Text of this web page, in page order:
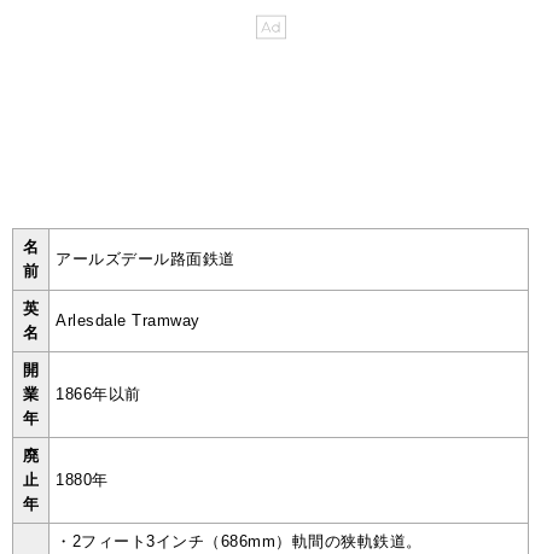
名
前
アールズデール路面鉄道
英
名
Arlesdale Tramway
開
業
年
1866年以前
廃
止
年
1880年
・2フィート3インチ（686mm）軌間の狭軌鉄道。